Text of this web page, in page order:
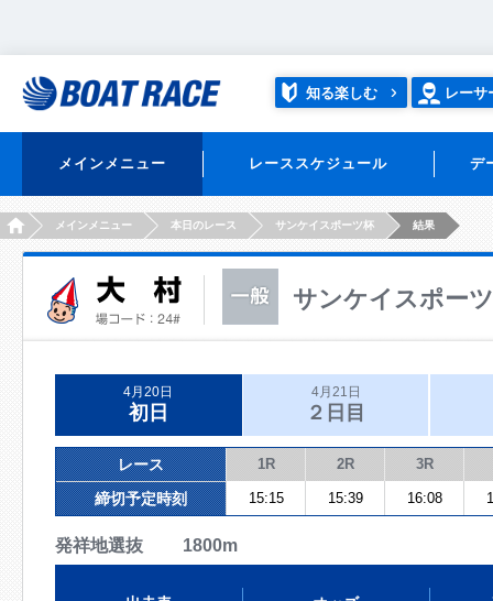
知る楽しむ レーサ
メインメニュー レーススケジュール デ
HOMEメインメニュー 本日のレース サンケイスポーツ杯 結果
サンケイスポー
4月20日
初日
4月21日
２日目
レース 1R 2R 3R
締切予定時刻 15:15 15:39 16:08
発祥地選抜 1800m